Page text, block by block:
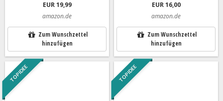
EUR 19,99
amazon.de
Zum Wunschzettel
hinzufügen
EUR 16,00
amazon.de
Zum Wunschzettel
hinzufügen
TOP IDEE TOP IDEE